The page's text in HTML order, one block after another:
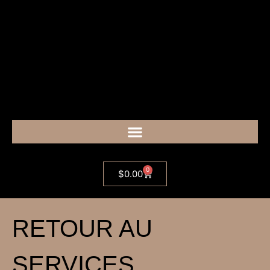
$0.00 0
RETOUR AU
SERVICES